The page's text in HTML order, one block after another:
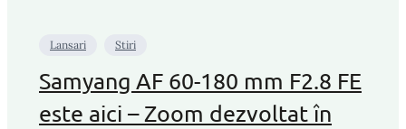
Lansari Stiri
Samyang AF 60-180 mm F2.8 FE
este aici – Zoom dezvoltat în